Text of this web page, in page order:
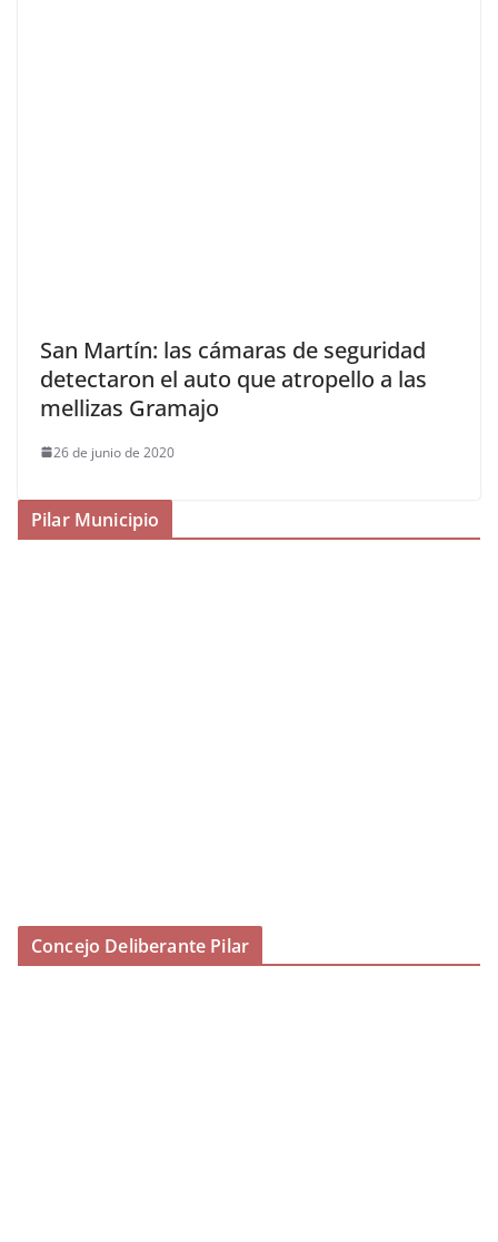
San Martín: las cámaras de seguridad
detectaron el auto que atropello a las
mellizas Gramajo
26 de junio de 2020
Pilar Municipio
Concejo Deliberante Pilar